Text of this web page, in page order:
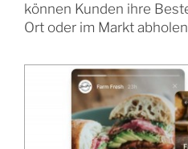
können Kunden ihre
Ort oder im Markt